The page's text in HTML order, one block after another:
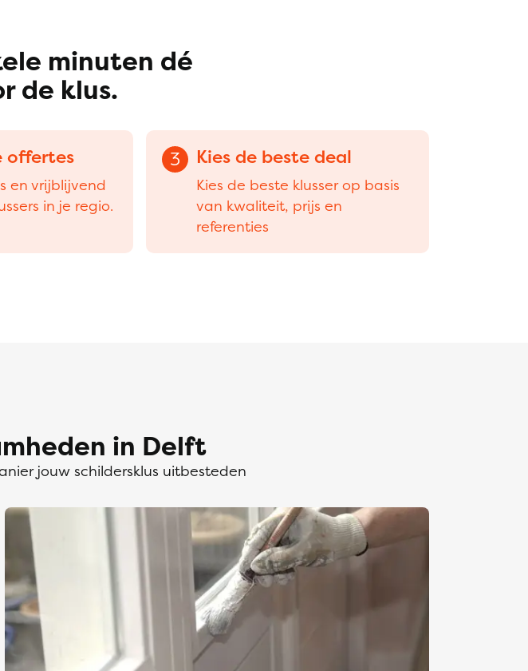
minuten dé
de klus.
offertes
en vrijblijvend
in je regio.
3 Kies de beste deal
Kies de beste klusser op basis
van kwaliteit, prijs en
referenties
in Delft
jouw schildersklus uitbesteden